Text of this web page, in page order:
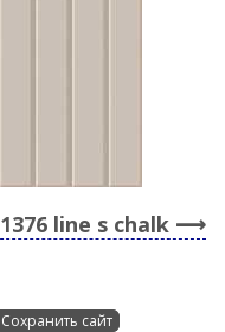
line s chalk
Сохранить сайт